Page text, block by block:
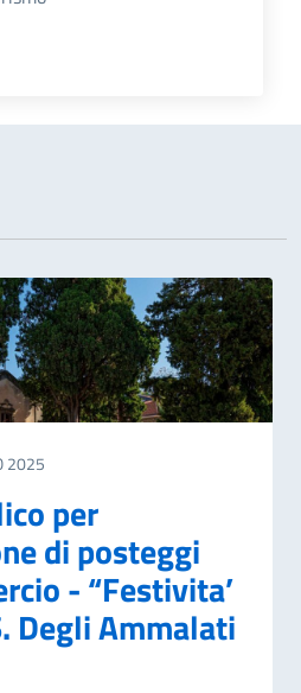
2025
per
di posteggi
- “Festivita’
Degli Ammalati